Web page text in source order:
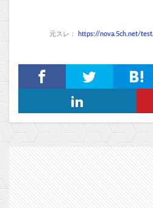
元スレ： https://nova.5ch.net/